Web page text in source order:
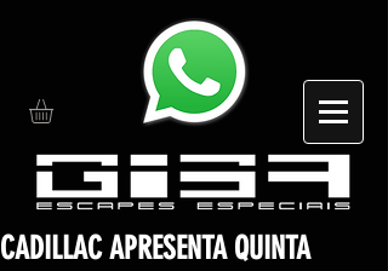
CADILLAC APRESENTA QUINTA